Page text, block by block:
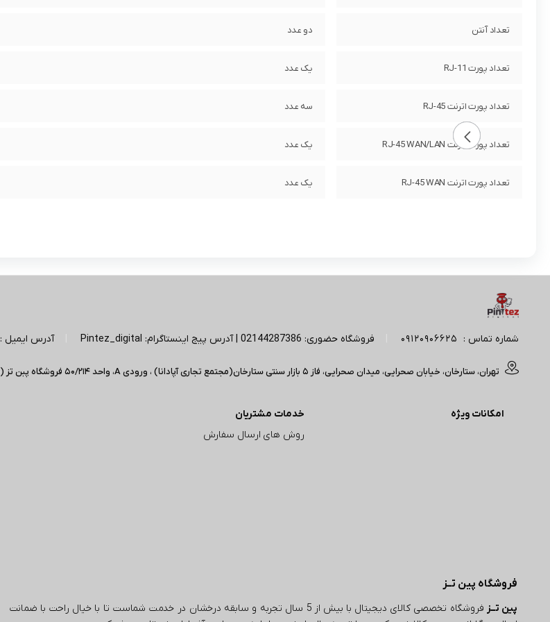
تعداد آنتن دو عدد
تعداد پورت RJ-11 یک عدد
تعداد پورت اترنت RJ-45 سه عدد
تعداد پورت اترنت RJ-45 WAN/LAN یک عدد
تعداد پورت اترنت RJ-45 WAN یک عدد
شماره تماس : 09120906625 فروشگاه حضوری: 02144287386 | آدرس پیج اینستاگرام: Pintez_digital آدرس ایمیل :
تهران، ستارخان، خیابان صحرایی، میدان صحرایی، فاز 5 بازار سنتی ستارخان(مجتمع تجاری آپادانا) ، ورودی A، واحد 50/214 فروشگاه پبن تز (تایم کاری : 11 صبح الی 20 شب)
امکانات ویژه
خدمات مشتریان
روش های ارسال سفارش
فروشگاه پین تــز
پین تــز
فروشگاه تخصصی کالای دیجیتال با بیش از 5 سال تجربه و سابقه درخشان در خدمت شماست تا با خیال راحت با ضمانت